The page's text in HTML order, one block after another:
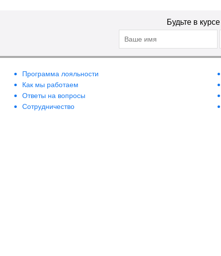
Будьте в
Программа лояльности
Как мы работаем
Ответы на вопросы
Сотрудничество